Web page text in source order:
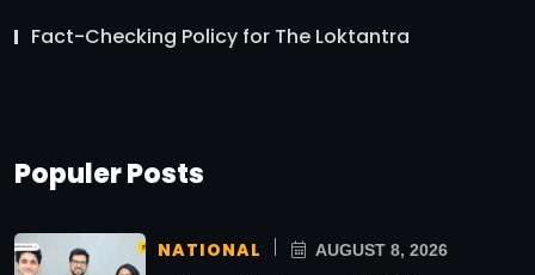
Fact-Checking Policy for The Loktantra
Populer Posts
NATIONAL AUGUST 8, 2026